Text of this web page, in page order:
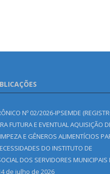
Nº 02/2026-IPSEMDE
FUTURA E EVENTUAL AQUISIÇÃO
E GÊNEROS ALIMENTÍCIOS
DO INSTITUTO DE
DOS SERVIDORES MUNICIPAIS
de julho de 2026